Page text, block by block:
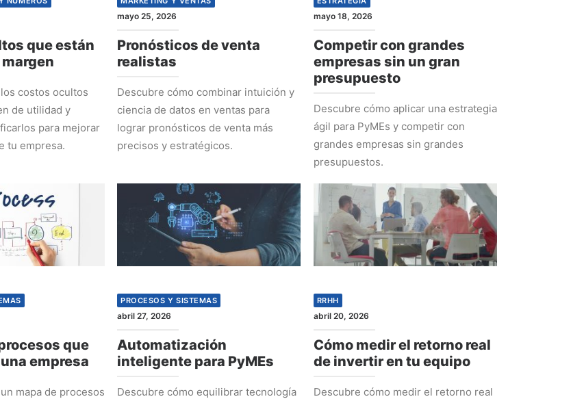
que están
costos ocultos
de utilidad y
para mejorar
tu empresa.
mayo 25, 2026
Pronósticos de venta
realistas
Descubre cómo combinar intuición y
ciencia de datos en ventas para
lograr pronósticos de venta más
precisos y estratégicos.
mayo 18, 2026
Competir con grandes
empresas sin un gran
presupuesto
Descubre cómo aplicar una estrategia
ágil para PyMEs y competir con
grandes empresas sin grandes
presupuestos.
que
empresa
mapa de procesos
PROCESOS Y SISTEMAS
abril 27, 2026
Automatización
inteligente para PyMEs
Descubre cómo equilibrar tecnología
RRHH
abril 20, 2026
Cómo medir el retorno real
de invertir en tu equipo
Descubre cómo medir el retorno real